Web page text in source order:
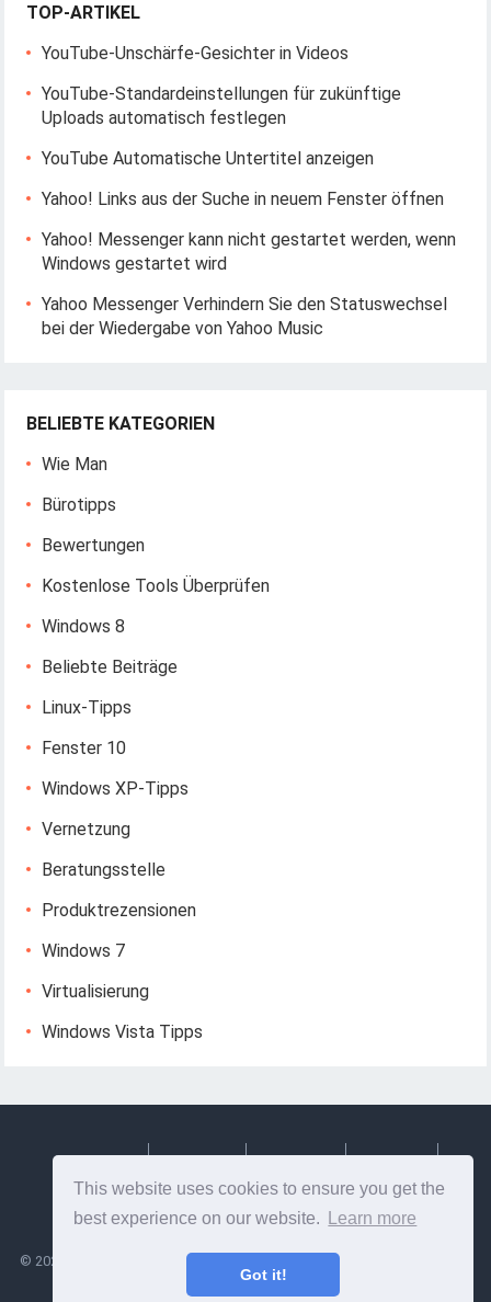
This website uses cookies to ensure you get the
best experience on our website.
Learn more
Got it!
TOP-ARTIKEL
YouTube-Unschärfe-Gesichter in Videos
YouTube-Standardeinstellungen für zukünftige
Uploads automatisch festlegen
YouTube Automatische Untertitel anzeigen
Yahoo! Links aus der Suche in neuem Fenster öffnen
Yahoo! Messenger kann nicht gestartet werden, wenn
Windows gestartet wird
Yahoo Messenger Verhindern Sie den Statuswechsel
bei der Wiedergabe von Yahoo Music
BELIEBTE KATEGORIEN
Wie Man
Bürotipps
Bewertungen
Kostenlose Tools Überprüfen
Windows 8
Beliebte Beiträge
Linux-Tipps
Fenster 10
Windows XP-Tipps
Vernetzung
Beratungsstelle
Produktrezensionen
Windows 7
Virtualisierung
Windows Vista Tipps
© 2026 Lesptitesaffairesdemayl
- Tipps und nützliche Informationen zu
Webdesign und Webentwicklung!